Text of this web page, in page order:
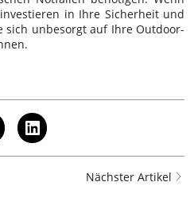
in Ihre Sicherheit und
sich unbesorgt auf Ihre Outdoor-
Nächster Artikel